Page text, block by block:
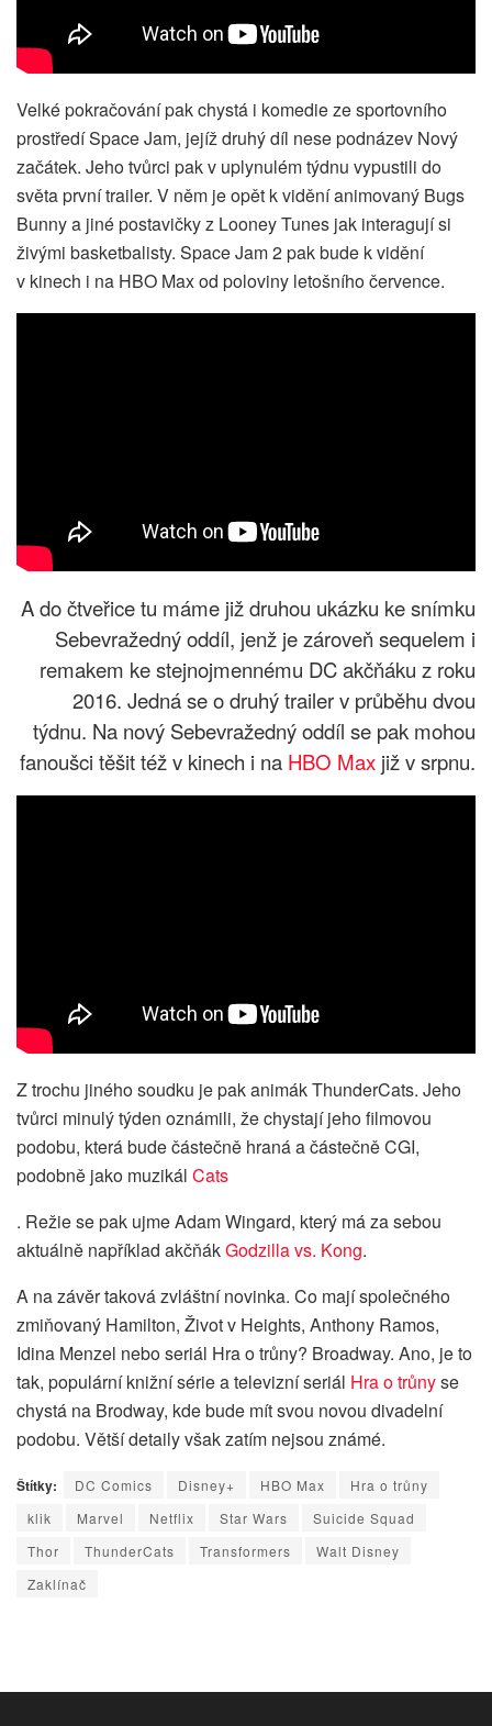
Velké pokračování pak chystá i komedie ze sportovního
prostředí Space Jam, jejíž druhý díl nese podnázev Nový
začátek. Jeho tvůrci pak v uplynulém týdnu vypustili do
světa první trailer. V něm je opět k vidění animovaný Bugs
Bunny a jiné postavičky z Looney Tunes jak interagují si
živými basketbalisty. Space Jam 2 pak bude k vidění
v kinech i na HBO Max od poloviny letošního července.
A do čtveřice tu máme již druhou ukázku ke snímku
Sebevražedný oddíl, jenž je zároveň sequelem i
remakem ke stejnojmennému DC akčňáku z roku
2016. Jedná se o druhý trailer v průběhu dvou
týdnu. Na nový Sebevražedný oddíl se pak mohou
fanoušci těšit též v kinech i na HBO Max již v srpnu.
Z trochu jiného soudku je pak animák ThunderCats. Jeho
tvůrci minulý týden oznámili, že chystají jeho filmovou
podobu, která bude částečně hraná a částečně CGI,
podobně jako muzikál Cats
. Režie se pak ujme Adam Wingard, který má za sebou
aktuálně například akčňákGodzilla vs. Kong.
A na závěr taková zvláštní novinka. Co mají společného
zmiňovaný Hamilton, Život v Heights, Anthony Ramos,
Idina Menzel nebo seriál Hra o trůny? Broadway. Ano, je to
tak, populární knižní série a televizní seriál Hra o trůnyse
chystá na Brodway, kde bude mít svou novou divadelní
podobu. Větší detaily však zatím nejsou známé.
Štítky: DC Comics Disney+ HBO Max
Hra o trůny
klik
Marvel Netflix Star Wars
Suicide Squad
Thor
ThunderCats Transformers
Walt Disney
Zaklínač